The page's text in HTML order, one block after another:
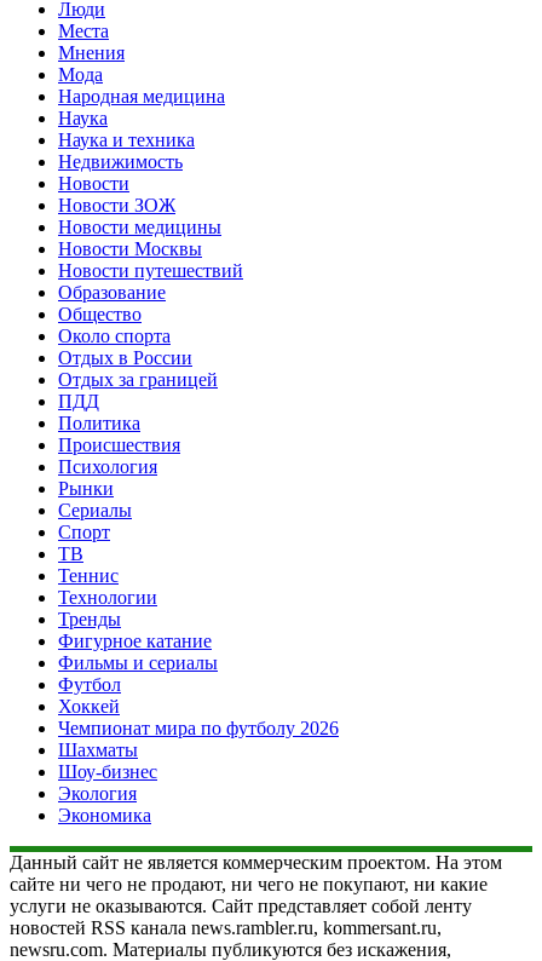
Люди
Места
Мнения
Мода
Народная медицина
Наука
Наука и техника
Недвижимость
Новости
Новости ЗОЖ
Новости медицины
Новости Москвы
Новости путешествий
Образование
Общество
Около спорта
Отдых в России
Отдых за границей
ПДД
Политика
Происшествия
Психология
Рынки
Сериалы
Спорт
ТВ
Теннис
Технологии
Тренды
Фигурное катание
Фильмы и сериалы
Футбол
Хоккей
Чемпионат мира по футболу 2026
Шахматы
Шоу-бизнес
Экология
Экономика
Данный сайт не является коммерческим проектом. На этом
сайте ни чего не продают, ни чего не покупают, ни какие
услуги не оказываются. Сайт представляет собой ленту
новостей RSS канала news.rambler.ru, kommersant.ru,
newsru.com. Материалы публикуются без искажения,